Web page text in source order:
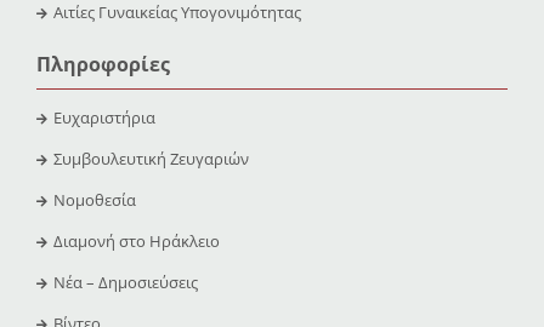
Αιτίες Γυναικείας Υπογονιμότητας
Πληροφορίες
Ευχαριστήρια
Συμβουλευτική Ζευγαριών
Νομοθεσία
Διαμονή στο Ηράκλειο
Νέα – Δημοσιεύσεις